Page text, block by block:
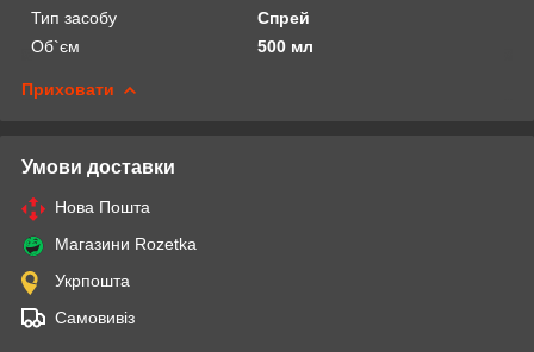
Тип засобу
Спрей
Об`єм
500 мл
Приховати
Умови доставки
Нова Пошта
Магазини Rozetka
Укрпошта
Самовивіз